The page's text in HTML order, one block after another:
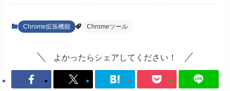
Chrome拡張機能 Chromeツール
よかったらシェアしてください！